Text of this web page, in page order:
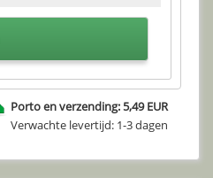
Porto en verzending: 5,49 EUR
Verwachte levertijd: 1-3 dagen